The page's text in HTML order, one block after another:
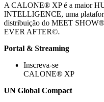
A CALONE® XP é a maior
INTELLIGENCE, uma
distribuição do MEET
EVER AFTER©.
Portal & Streaming
Inscreva-se
CALONE® XP
UN Global Compact